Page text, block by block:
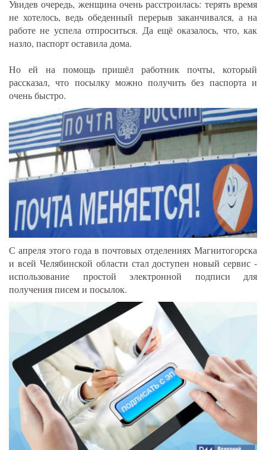
Увидев очередь, женщина очень расстроилась: терять время
не хотелось, ведь обеденный перерыв заканчивался, а на
работе не успела отпроситься. Да ещё оказалось, что, как
назло, паспорт оставила дома.
Но ей на помощь пришёл работник почты, который
рассказал, что посылку можно получить без паспорта и
очень быстро.
С апреля этого года в почтовых отделениях Магнитогорска
и всей Челябинской области стал доступен новый сервис -
использование простой электронной подписи для
получения писем и посылок.